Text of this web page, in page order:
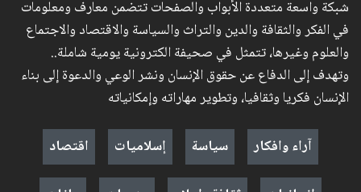
شبكة واسعة متعددة الأبواب والصفحات تتضمن معارف ومعلومات
في الفكر والثقافة والدين والتراث والسياسة والاقتصاد والاجتماع
والعلوم وغيرها، تتمثل في صحيفة الكترونية يومية شاملة..
وتهدف إلى الدفاع عن حقوق الإنسان ونشر الوعي والدعوة إلى بناء
الإنسان فكريا وثقافيا، وتطوير مهاراته وإمكانياته
آراء وافكار
سياسة إسلاميات
اقتصاد